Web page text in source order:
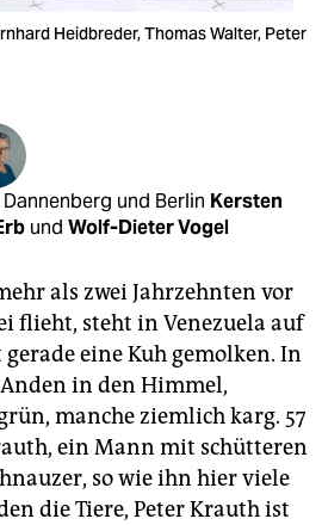
Heidbreder, Thomas Walter, Peter
und Berlin Kersten
und Wolf-Dieter Vogel
als zwei Jahrzehnten vor
flieht, steht in Venezuela auf
eine Kuh gemolken. In
in den Himmel,
manche ziemlich karg. 57
ein Mann mit schütteren
so wie ihn hier viele
die Tiere, Peter Krauth ist